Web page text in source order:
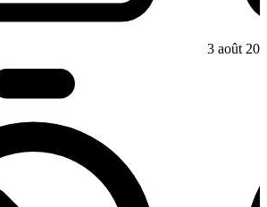
3 août